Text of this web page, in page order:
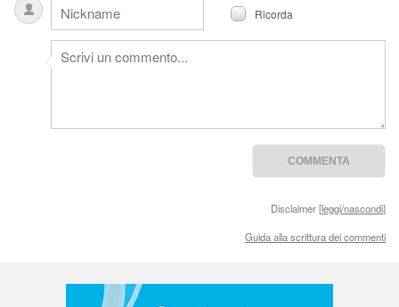
Ricorda
Disclaimer [leggi/nascondi]
Guida alla scrittura dei commenti